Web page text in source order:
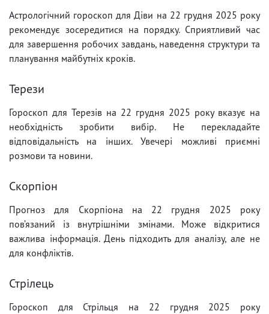
Астрологічний гороскоп для Діви на 22 грудня 2025 року
рекомендує зосередитися на порядку. Сприятливий час
для завершення робочих завдань, наведення структури та
планування майбутніх кроків.
Терези
Гороскоп для Терезів на 22 грудня 2025 року вказує на
необхідність зробити вибір. Не перекладайте
відповідальність на інших. Увечері можливі приємні
розмови та новини.
Скорпіон
Прогноз для Скорпіона на 22 грудня 2025 року
пов’язаний із внутрішніми змінами. Може відкритися
важлива інформація. День підходить для аналізу, але не
для конфліктів.
Стрілець
Гороскоп для Стрільця на 22 грудня 2025 року